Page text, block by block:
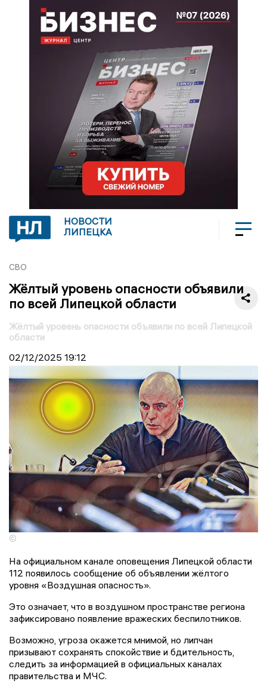
НОВОСТИ
ЛИПЕЦКА
СВО
Жёлтый уровень опасности объявили
по всей Липецкой области
Жёлтый уровень опасности объявили по всей Липецкой
области
02/12/2025 19:12
©
На официальном канале оповещения Липецкой области
112 появилось сообщение об объявлении жёлтого
уровня «Воздушная опасность».
Это означает, что в воздушном пространстве региона
зафиксировано появление вражеских беспилотников.
Возможно, угроза окажется мнимой, но липчан
призывают сохранять спокойствие и бдительность,
следить за информацией в официальных каналах
правительства и МЧС.